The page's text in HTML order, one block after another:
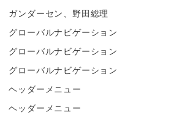
ガンダーセン、野田総理
グローバルナビゲーション
グローバルナビゲーション
グローバルナビゲーション
ヘッダーメニュー
ヘッダーメニュー